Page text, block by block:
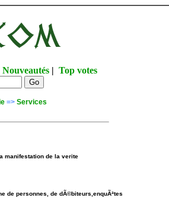
Nouveautés| Top votes
=> Services
manifestation de la verite
de personnes, de dÃ©biteurs,enquÃªtes